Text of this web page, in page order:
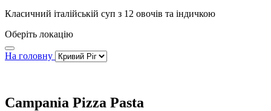
Класичний італійській суп з 12 овочів та індичкою
Оберіть локацію
На головну
Campania Pizza Pasta